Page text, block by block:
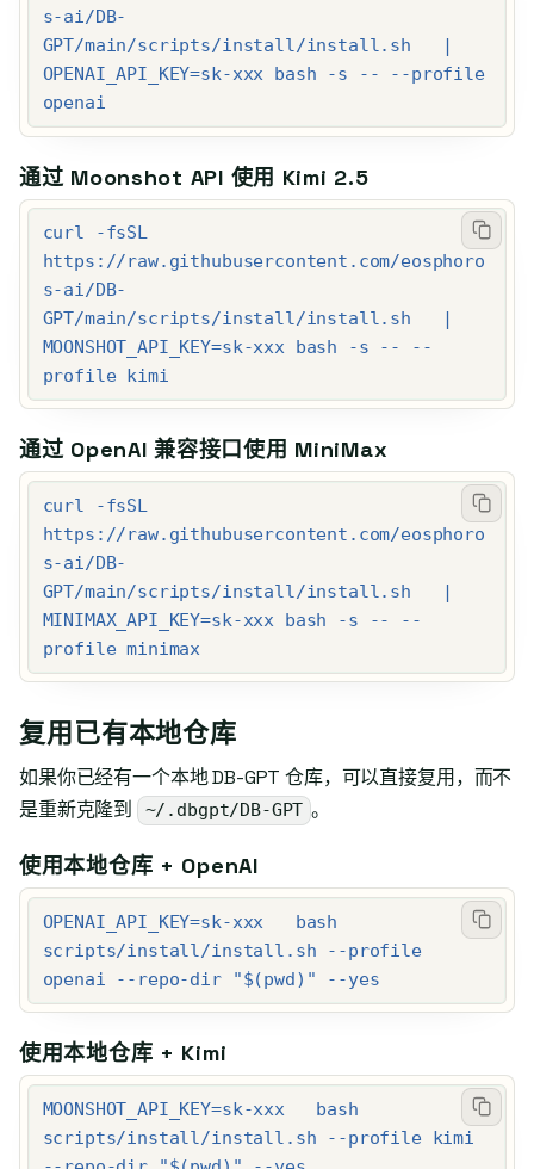
s-ai/DB-
GPT/main/scripts/install/install.sh   |
OPENAI_API_KEY=sk-xxx bash -s -- --profile
openai
通过 Moonshot API 使用 Kimi 2.5
curl -fsSL
https://raw.githubusercontent.com/eosphoro
s-ai/DB-
GPT/main/scripts/install/install.sh   |
MOONSHOT_API_KEY=sk-xxx bash -s -- --
profile kimi
通过 OpenAI 兼容接口使用 MiniMax
curl -fsSL
https://raw.githubusercontent.com/eosphoro
s-ai/DB-
GPT/main/scripts/install/install.sh   |
MINIMAX_API_KEY=sk-xxx bash -s -- --
profile minimax
复用已有本地仓库
如果你已经有一个本地 DB-GPT 仓库，可以直接复用，而不
是重新克隆到
~/.dbgpt/DB-GPT 。
使用本地仓库 + OpenAI
OPENAI_API_KEY=sk-xxx   bash
scripts/install/install.sh --profile
openai --repo-dir "$(pwd)" --yes
使用本地仓库 + Kimi
MOONSHOT_API_KEY=sk-xxx   bash
scripts/install/install.sh --profile kimi